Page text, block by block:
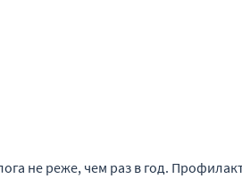
не реже, чем раз в год.